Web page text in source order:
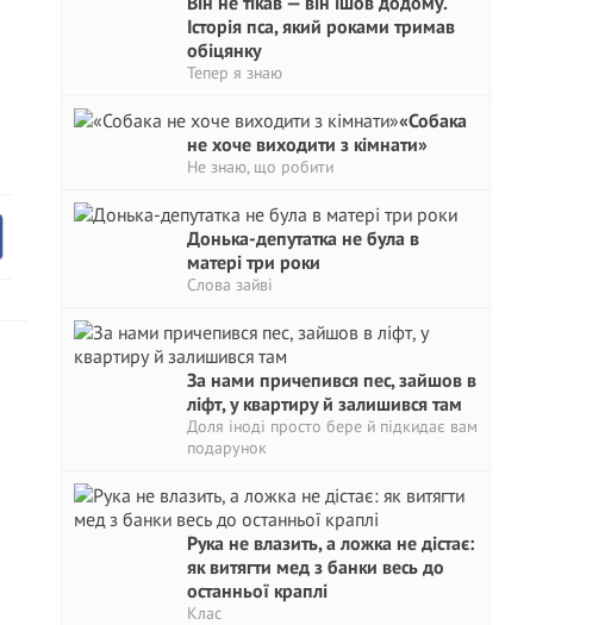
Історія пса, який роками тримав
обіцянку
Тепер я знаю
«Собака
не хоче виходити з кімнати»
Не знаю, що робити
Донька-депутатка не була в
матері три роки
Слова зайві
За нами причепився пес, зайшов в
ліфт, у квартиру й залишився там
Доля іноді просто бере й підкидає вам
подарунок
Рука не влазить, а ложка не дістає:
як витягти мед з банки весь до
останньої краплі
Клас